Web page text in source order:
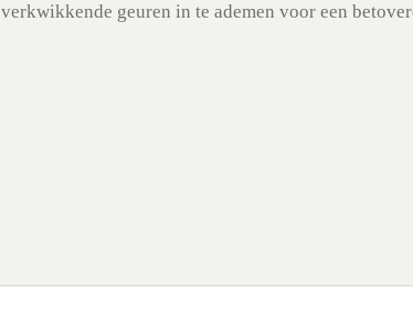
verkwikkende geuren in te ademen voor een